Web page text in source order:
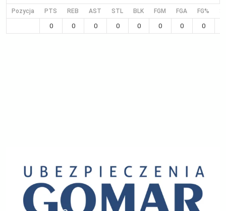
Pozycja PTS REB AST STL BLK FGM FGA FG%
0 0 0 0 0 0 0 0